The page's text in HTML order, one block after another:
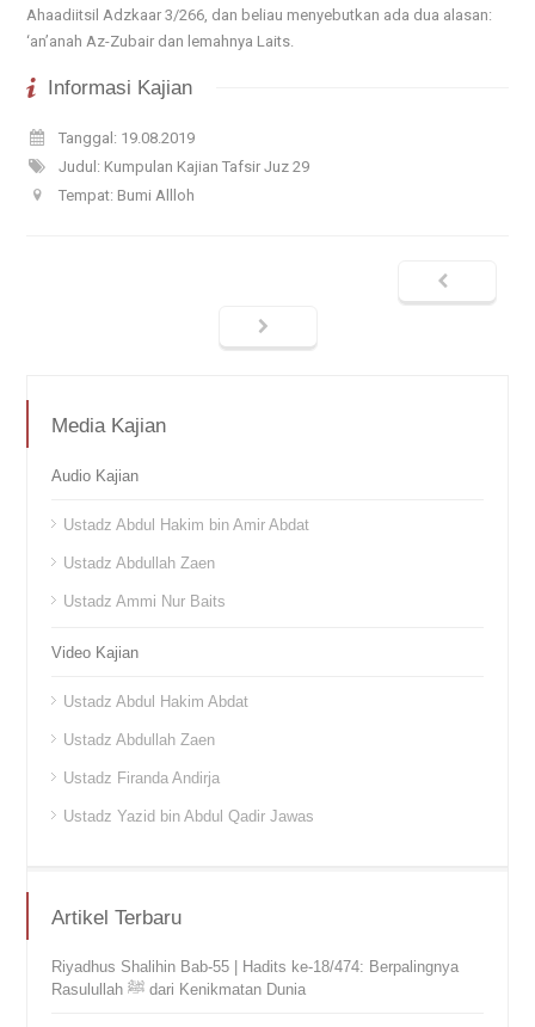
Ahaadiitsil Adzkaar 3/266, dan beliau menyebutkan ada dua alasan:
‘an’anah Az-Zubair dan lemahnya Laits.
Informasi Kajian
Tanggal: 19.08.2019
Judul: Kumpulan Kajian Tafsir Juz 29
Tempat: Bumi Allloh
Media Kajian
Audio Kajian
Ustadz Abdul Hakim bin Amir Abdat
Ustadz Abdullah Zaen
Ustadz Ammi Nur Baits
Video Kajian
Ustadz Abdul Hakim Abdat
Ustadz Abdullah Zaen
Ustadz Firanda Andirja
Ustadz Yazid bin Abdul Qadir Jawas
Artikel Terbaru
Riyadhus Shalihin Bab-55 | Hadits ke-18/474: Berpalingnya
Rasulullah ﷺ dari Kenikmatan Dunia